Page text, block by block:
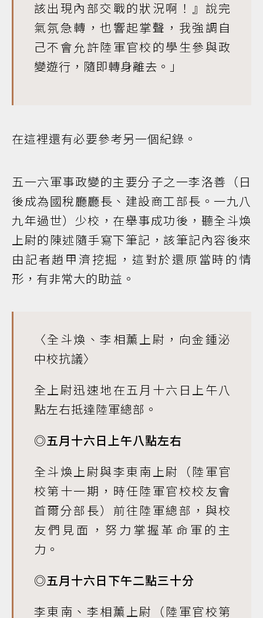
該出現內部交戰的狀況啊！』說完
氣氛急轉，也響起掌聲，我強調自
己不會允許陸軍官校的學生參與政
變遊行，隨即轉身離去。」
在這裡還有必要參考另一個紀錄。
五一六軍事政變的主要分子之一李洛善（日
後成為國稅廳廳長、建設商工部長。一九八
九年過世）少校，在舉事成功後，聽全斗煥
上尉的陳述隨手寫下筆記，該筆記內容後來
由記者趙甲濟挖掘，這對於還原當時的情
形，有非常大的助益。
〈全斗煥、李相薰上尉，向金鍾泌
中校抗議〉
全上尉迅速地在五月十六日上午八
點左右抵達陸軍總部。
◎五月十六日上午八點左右
全斗煥上尉與李東南上尉（陸軍官
校第十一期，時任陸軍官校校友會
首爾分部長）前往陸軍總部，與校
友們見面，努力掌握革命軍的主
力。
◎五月十六日下午二點三十分
李東南、李相薰上尉（陸軍官校第